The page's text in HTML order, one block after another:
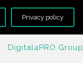
Digital4PRO Group
Privacy policy